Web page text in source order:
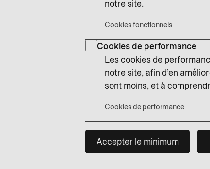
notre site.
Cookies fonctionnels
Cookies de performance
Les cookies de
notre site, afin d’en
sont moins, et à
Cookies de performance
Accepter le minimum